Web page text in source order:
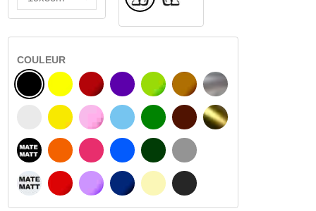
COULEUR
NOIR
BLANC
NOIR MATÉ
BLANC MATÉ
JAUNE
JAUNE AMBRE
ORANGE
ROUGE
BOURGOGNE
ROSA
FUCHSIA
PURPLE
VIOLET
BLEU CLAIR
BLAU
BLEU FONCÉ
VERT CLAIR
VERT
VERT FONCÉ
BEIGE
NOISETTE
BRUN FONCÉ
GRIS CLAIR
GRIS FONCÉ
ARGENT
OR